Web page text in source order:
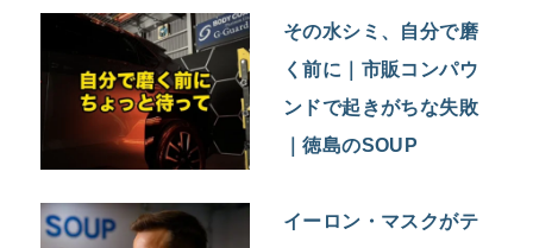
その水シミ、自分で磨
く前に｜市販コンパウ
ンドで起きがちな失敗
｜徳島のSOUP
イーロン・マスクがテ